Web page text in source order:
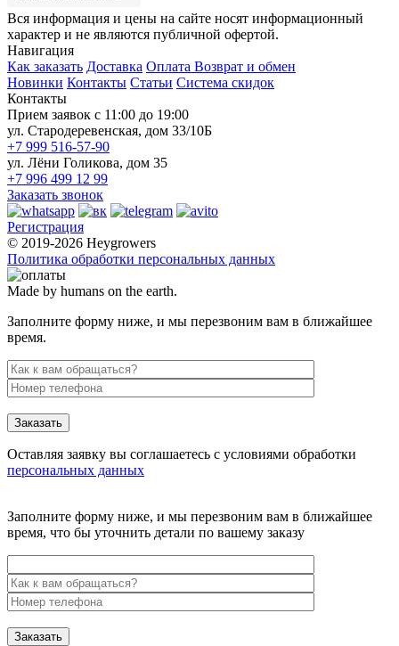
Вся информация и цены на сайте носят информационный
характер и не являются публичной офертой.
Навигация
Как заказать Доставка Оплата Возврат и обмен
Новинки Контакты Статьи Система скидок
Контакты
Прием заявок с 11:00 до 19:00
ул. Стародеревенская, дом 33/10Б
+7 999 516-57-90
ул. Лёни Голикова, дом 35
+7 996 499 12 99
Заказать звонок
Регистрация
© 2019-2026 Heygrowers
Политика обработки персональных данных
Made by humans on the earth.
Заполните форму ниже, и мы перезвоним вам в ближайшее
время.
Заказать
Оставляя заявку вы соглашаетесь с условиями обработки
персональных данных
Заполните форму ниже, и мы перезвоним вам в ближайшее
время, что бы уточнить детали по вашему заказу
Заказать